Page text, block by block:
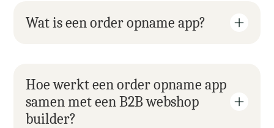
Wat is een order opname app?
Hoe werkt een order opname app
samen met een B2B webshop
builder?